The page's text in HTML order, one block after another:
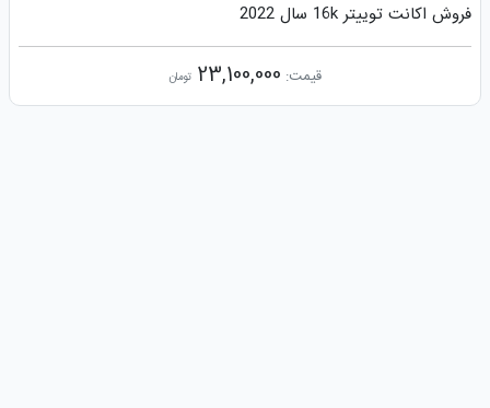
فروش اکانت توییتر 16k سال 2022
قیمت: 23,100,000 تومان